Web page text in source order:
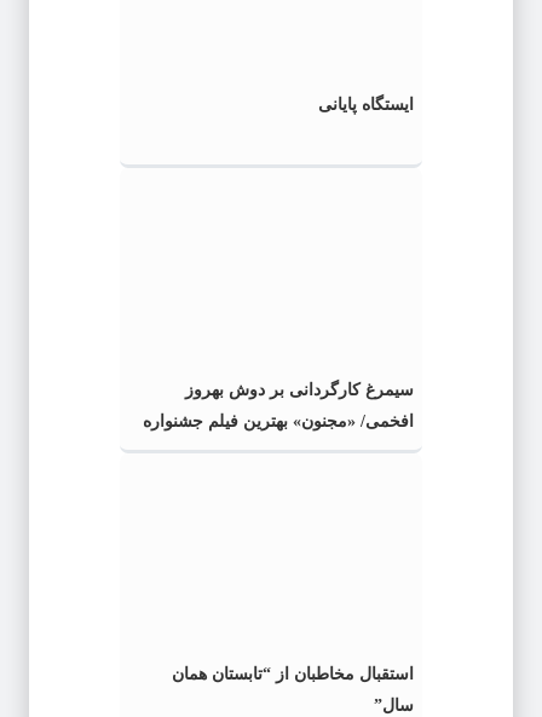
ایستگاه پایانی
سیمرغ کارگردانی بر دوش بهروز
افخمی/ «مجنون» بهترین فیلم جشنواره
استقبال مخاطبان از “تابستان همان
سال”